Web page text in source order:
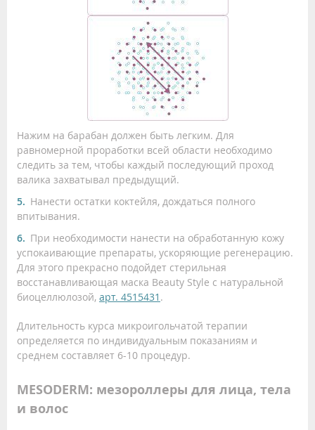
Нажим на барабан должен быть легким. Для
равномерной проработки всей области необходимо
следить за тем, чтобы каждый последующий проход
валика захватывал предыдущий.
Нанести остатки коктейля, дождаться полного
впитывания.
При необходимости нанести на обработанную кожу
успокаивающие препараты, ускоряющие регенерацию.
Для этого прекрасно подойдет стерильная
восстанавливающая маска Beauty Style с натуральной
биоцеллюлозой, арт. 4515431 .
Длительность курса микроигольчатой терапии
определяется по индивидуальным показаниям и
среднем составляет 6-10 процедур.
MESODERM: мезороллеры для лица, тела
и волос